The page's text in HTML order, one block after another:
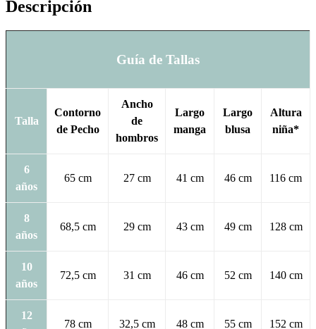
Descripción
Guía de Tallas
Talla
Contorno
de Pecho
Ancho
de
hombros
Largo
manga
Largo
blusa
Altura
niña*
6
años
65 cm 27 cm 41 cm 46 cm 116 cm
8
años
68,5 cm 29 cm 43 cm 49 cm 128 cm
10
años
72,5 cm 31 cm 46 cm 52 cm 140 cm
12
78 cm 32,5 cm 48 cm 55 cm 152 cm